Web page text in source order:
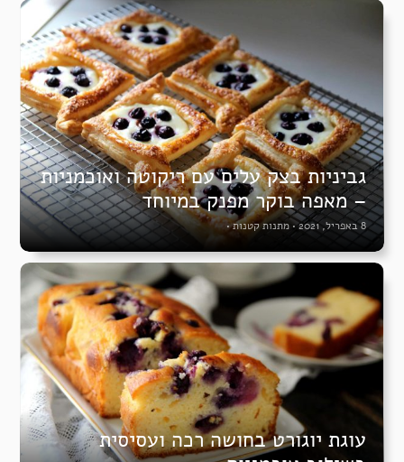
גביניות בצק עלים עם ריקוטה ואוכמניות
– מאפה בוקר מפנק במיוחד
8 באפריל, 2021 •מתנות קטנות•
עוגת יוגורט בחושה רכה ועסיסית